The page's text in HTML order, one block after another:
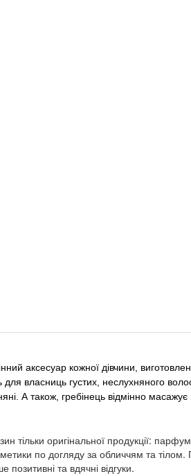
аксесуар кожної дівчини,
для власниць густих, неслухняного
А також, гребінець відмінно
тільки оригінальної продукції:
по догляду за обличчям та
та вдячні відгуки.